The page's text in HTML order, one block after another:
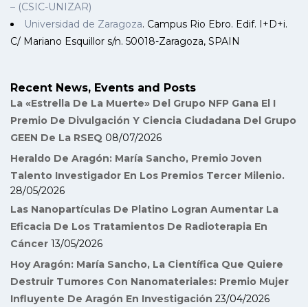
– (CSIC-UNIZAR)
Universidad de Zaragoza. Campus Rio Ebro. Edif. I+D+i.
C/ Mariano Esquillor s/n. 50018-Zaragoza, SPAIN
Recent News, Events and Posts
La «Estrella De La Muerte» Del Grupo NFP Gana El I
Premio De Divulgación Y Ciencia Ciudadana Del Grupo
GEEN De La RSEQ 08/07/2026
Heraldo De Aragón: María Sancho, Premio Joven
Talento Investigador En Los Premios Tercer Milenio.
28/05/2026
Las Nanopartículas De Platino Logran Aumentar La
Eficacia De Los Tratamientos De Radioterapia En
Cáncer 13/05/2026
Hoy Aragón: María Sancho, La Científica Que Quiere
Destruir Tumores Con Nanomateriales: Premio Mujer
Influyente De Aragón En Investigación 23/04/2026